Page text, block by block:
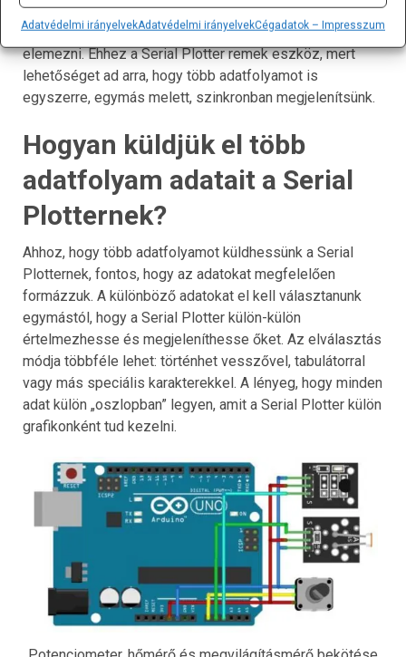
Adatvédelmi irányelvekAdatvédelmi irányelvekCégadatok – Impresszum
hőmérséklet-, páratartalom- és légnyomás-érzékelők, és
mindhárom adatot valós időben szeretnénk látni és
elemezni. Ehhez a Serial Plotter remek eszköz, mert
lehetőséget ad arra, hogy több adatfolyamot is
egyszerre, egymás melett, szinkronban megjelenítsünk.
Hogyan küldjük el több
adatfolyam adatait a Serial
Plotternek?
Ahhoz, hogy több adatfolyamot küldhessünk a Serial
Plotternek, fontos, hogy az adatokat megfelelően
formázzuk. A különböző adatokat el kell választanunk
egymástól, hogy a Serial Plotter külön-külön
értelmezhesse és megjeleníthesse őket. Az elválasztás
módja többféle lehet: történhet vesszővel, tabulátorral
vagy más speciális karakterekkel. A lényeg, hogy minden
adat külön „oszlopban” legyen, amit a Serial Plotter külön
grafikonként tud kezelni.